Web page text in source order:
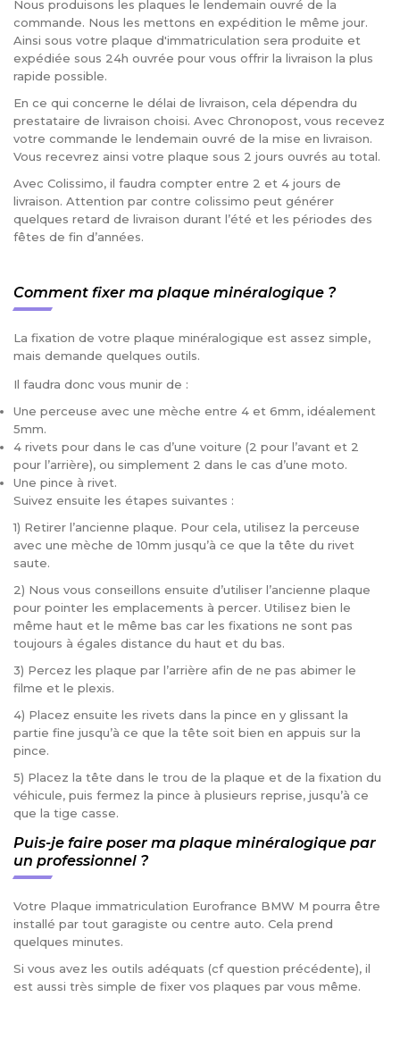
Nous produisons les plaques le lendemain ouvré de la
commande. Nous les mettons en expédition le même jour.
Ainsi sous votre plaque d'immatriculation sera produite et
expédiée sous 24h ouvrée pour vous offrir la livraison la plus
rapide possible.
En ce qui concerne le délai de livraison, cela dépendra du
prestataire de livraison choisi. Avec Chronopost, vous recevez
votre commande le lendemain ouvré de la mise en livraison.
Vous recevrez ainsi votre plaque sous 2 jours ouvrés au total.
Avec Colissimo, il faudra compter entre 2 et 4 jours de
livraison. Attention par contre colissimo peut générer
quelques retard de livraison durant l’été et les périodes des
fêtes de fin d’années.
Comment fixer ma plaque minéralogique ?
La fixation de votre plaque minéralogique est assez simple,
mais demande quelques outils.
Il faudra donc vous munir de :
Une perceuse avec une mèche entre 4 et 6mm, idéalement
5mm.
4 rivets pour dans le cas d’une voiture (2 pour l’avant et 2
pour l’arrière), ou simplement 2 dans le cas d’une moto.
Une pince à rivet.
Suivez ensuite les étapes suivantes :
1) Retirer l’ancienne plaque. Pour cela, utilisez la perceuse
avec une mèche de 10mm jusqu’à ce que la tête du rivet
saute.
2) Nous vous conseillons ensuite d’utiliser l’ancienne plaque
pour pointer les emplacements à percer. Utilisez bien le
même haut et le même bas car les fixations ne sont pas
toujours à égales distance du haut et du bas.
3) Percez les plaque par l’arrière afin de ne pas abimer le
filme et le plexis.
4) Placez ensuite les rivets dans la pince en y glissant la
partie fine jusqu’à ce que la tête soit bien en appuis sur la
pince.
5) Placez la tête dans le trou de la plaque et de la fixation du
véhicule, puis fermez la pince à plusieurs reprise, jusqu’à ce
que la tige casse.
Puis-je faire poser ma plaque minéralogique par
un professionnel ?
Votre Plaque immatriculation Eurofrance BMW M pourra être
installé par tout garagiste ou centre auto. Cela prend
quelques minutes.
Si vous avez les outils adéquats (cf question précédente), il
est aussi très simple de fixer vos plaques par vous même.